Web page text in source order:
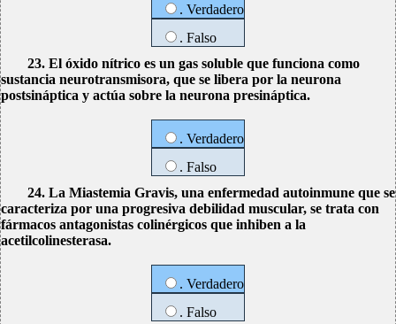
. Verdadero
. Falso
23. El óxido nítrico es un gas soluble que funciona como
sustancia neurotransmisora, que se libera por la neurona
postsináptica y actúa sobre la neurona presináptica.
. Verdadero
. Falso
24. La Miastemia Gravis, una enfermedad autoinmune que se
caracteriza por una progresiva debilidad muscular, se trata con
fármacos antagonistas colinérgicos que inhiben a la
acetilcolinesterasa.
. Verdadero
. Falso